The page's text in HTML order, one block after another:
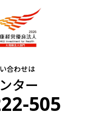
合わせは
ター
505